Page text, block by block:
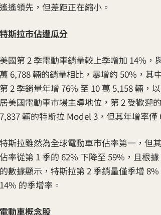
遙領先，但差距正在縮小。
斯拉市佔遭瓜分
國第 2 季電動車銷量較上季增加 14%，
6,788 輛的銷量相比，暴增約 50%，其
2 季銷量年增 76% 至 10 萬 5,158 輛，
美國電動車市場主導地位，第 2 受歡迎
輛的特斯拉 Model 3，但其年增率僅
斯拉雖然為全球電動車市佔率第一，但
率從第 1 季的 62% 下降至 59%，且根
數據顯示，特斯拉第 2 季銷量僅季增
的季增率。
動車概念股